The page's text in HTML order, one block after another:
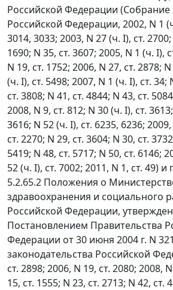
Российской Федерации (Собрание
Российской Федерации, 2002, N 1
3014, 3033; 2003, N 27 (ч. I), ст.
1690; N 35, ст. 3607; 2005, N 1 (ч. I),
N 19, ст. 1752; 2006, N 27, ст. 2878;
(ч. I), ст. 5498; 2007, N 1 (ч. I), ст. 34;
ст. 3808; N 41, ст. 4844; N 43, ст.
2008, N 9, ст. 812; N 30 (ч. I), ст.
3616; N 52 (ч. I), ст. 6235, 6236;
ст. 2270; N 29, ст. 3604; N 30, ст.
5419; N 48, ст. 5717; N 50, ст. 6146;
52 (ч. I), ст. 7002; 2011, N 1, ст. 49) и
5.2.65.2 Положения о
здравоохранения и социального
Российской Федерации,
Постановлением Правительства
Федерации от 30 июня 2004 г. N
законодательства Российской
ст. 2898; 2006, N 19, ст. 2080; 2008,
15, ст. 1555; N 23, ст. 2713; N 42, ст.